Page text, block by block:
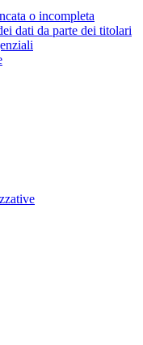
o incompleta
dati da parte dei titolari